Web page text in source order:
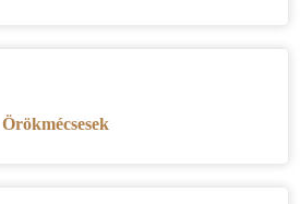
Örökmécsesek